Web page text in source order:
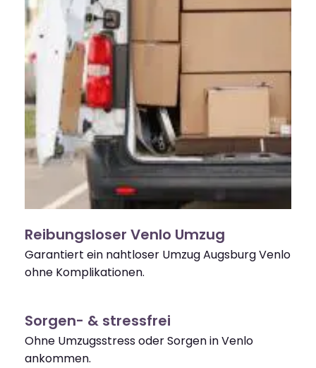
Reibungsloser Venlo Umzug
Garantiert ein nahtloser Umzug Augsburg Venlo
ohne Komplikationen.
Sorgen- & stressfrei
Ohne Umzugsstress oder Sorgen in Venlo
ankommen.